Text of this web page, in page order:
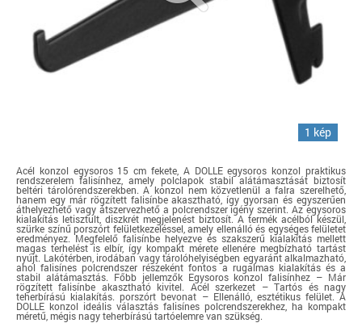
1 kép
Acél konzol egysoros 15 cm fekete, A DOLLE egysoros konzol praktikus
rendszerelem falisínhez, amely polclapok stabil alátámasztását biztosít
beltéri tárolórendszerekben. A konzol nem közvetlenül a falra szerelhető,
hanem egy már rögzített falisínbe akasztható, így gyorsan és egyszerűen
áthelyezhető vagy átszervezhető a polcrendszer igény szerint. Az egysoros
kialakítás letisztult, diszkrét megjelenést biztosít. A termék acélból készül,
szürke színű porszórt felületkezeléssel, amely ellenálló és egységes felületet
eredményez. Megfelelő falisínbe helyezve és szakszerű kialakítás mellett
magas terhelést is elbír, így kompakt mérete ellenére megbízható tartást
nyújt. Lakótérben, irodában vagy tárolóhelyiségben egyaránt alkalmazható,
ahol falisínes polcrendszer részeként fontos a rugalmas kialakítás és a
stabil alátámasztás. Főbb jellemzők Egysoros konzol falisínhez – Már
rögzített falisínbe akasztható kivitel. Acél szerkezet – Tartós és nagy
teherbírású kialakítás. porszórt bevonat – Ellenálló, esztétikus felület. A
DOLLE konzol ideális választás falisínes polcrendszerekhez, ha kompakt
méretű, mégis nagy teherbírású tartóelemre van szükség.